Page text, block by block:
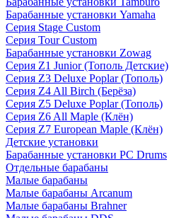
Барабанные установки Yamaha
Серия Stage Custom
Серия Tour Custom
Барабанные установки Zowag
Серия Z1 Junior (Тополь Детские)
Серия Z3 Deluxe Poplar (Тополь)
Серия Z4 All Birch (Берёза)
Серия Z5 Deluxe Poplar (Тополь)
Серия Z6 All Maple (Клён)
Серия Z7 European Maple (Клён)
Детские установки
Барабанные установки PC Drums
Отдельные барабаны
Малые барабаны
Малые барабаны Arcanum
Малые барабаны Brahner